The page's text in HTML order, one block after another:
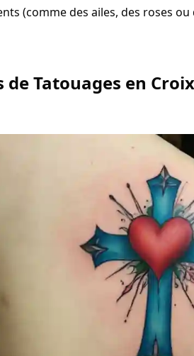
(comme des ailes, des roses
de Tatouages en